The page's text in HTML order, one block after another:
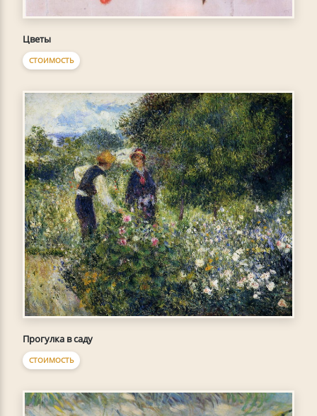
Цветы
СТОИМОСТЬ
Прогулка в саду
СТОИМОСТЬ